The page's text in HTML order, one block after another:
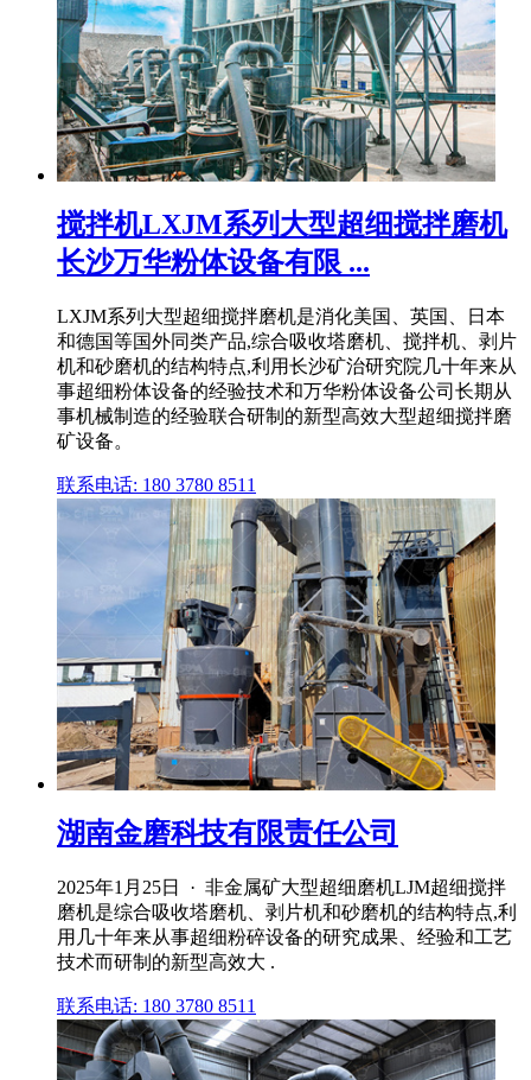
搅拌机LXJM系列大型超细搅拌磨机
长沙万华粉体设备有限 ...
LXJM系列大型超细搅拌磨机是消化美国、英国、日本
和德国等国外同类产品,综合吸收塔磨机、搅拌机、剥片
机和砂磨机的结构特点,利用长沙矿治研究院几十年来从
事超细粉体设备的经验技术和万华粉体设备公司长期从
事机械制造的经验联合研制的新型高效大型超细搅拌磨
矿设备。
联系电话: 180 3780 8511
湖南金磨科技有限责任公司
2025年1月25日 · 非金属矿大型超细磨机LJM超细搅拌
磨机是综合吸收塔磨机、剥片机和砂磨机的结构特点,利
用几十年来从事超细粉碎设备的研究成果、经验和工艺
技术而研制的新型高效大 .
联系电话: 180 3780 8511